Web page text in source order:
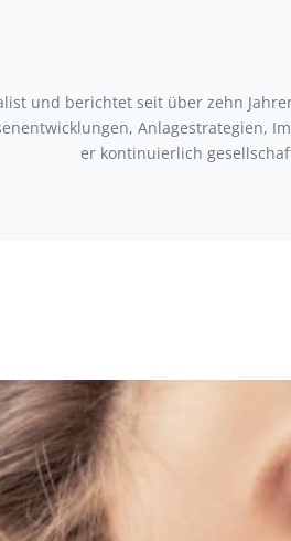
und berichtet seit über zehn
Anlagestrategien,
er kontinuierlich